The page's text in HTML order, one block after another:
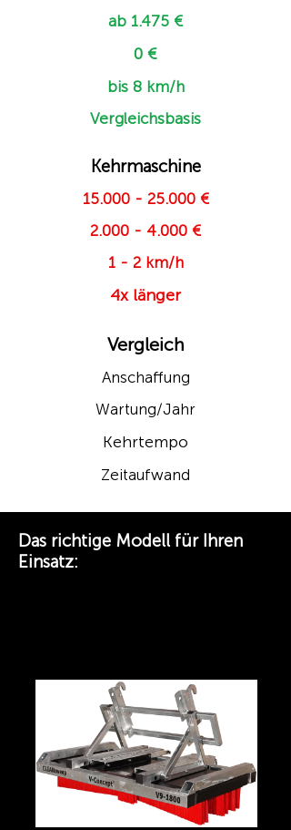
ab 1.475 €
0 €
bis 8 km/h
Vergleichsbasis
Kehrmaschine
15.000 - 25.000€
2.000 - 4.000 €
1 - 2 km/h
4x länger
Vergleich
Anschaffung
Wartung/Jahr
Kehrtempo
Zeitaufwand
Das richtige Modell für Ihren
Einsatz: